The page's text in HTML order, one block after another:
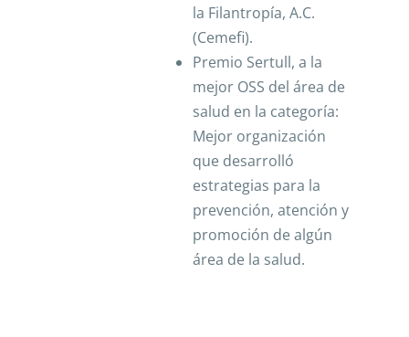
la Filantropía, A.C.
(Cemefi).
Premio Sertull, a la
mejor OSS del área de
salud en la categoría:
Mejor organización
que desarrolló
estrategias para la
prevención, atención y
promoción de algún
área de la salud.